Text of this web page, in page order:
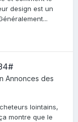
design est un
Annonces des
lointains,
montre que le